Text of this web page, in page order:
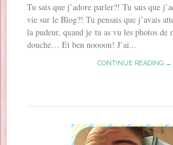
Tu sais que j’adore parler?! Tu sais que
vie sur le Blog?! Tu pensais que j’avais
la pudeur, quand je tu as vu les photos de
douche… Et ben noooon! J’ai...
CONTINUE READING →